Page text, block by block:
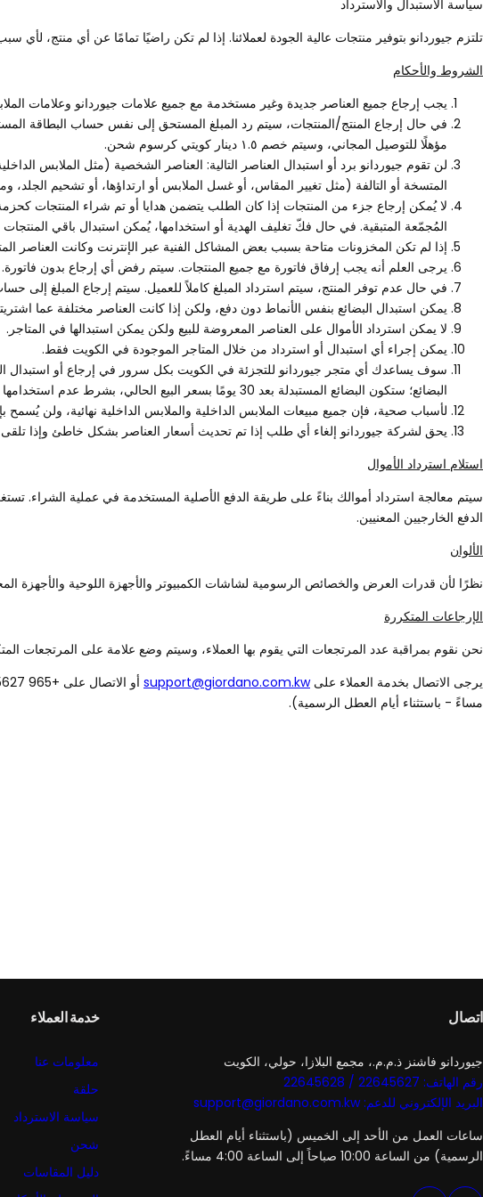
سياسة الاستبدال والاسترداد
تلتزم جيوردانو بتوفير منتجات عالية الجودة لعملائنا. إذا لم تكن راضيًا تمامًا عن أي منتج،
الشروط والأحكام
يجب إرجاع جميع العناصر جديدة وغير مستخدمة مع جميع علامات جيوردانو وعلامات
مؤهلًا للتوصيل المجاني، وسيتم خصم ١.٥ دينار كويتي كرسوم شحن.
لن تقوم جيوردانو برد أو استبدال العناصر التالية: العناصر الشخصية (مثل الملابس
المتسخة أو التالفة (مثل تغيير المقاس، أو غسل الملابس أو ارتداؤها، أو تشحيم الجلد،
لا يُمكن إرجاع جزء من المنتجات إذا كان الطلب يتضمن هدايا أو تم شراء المنتجات
المُجمّعة المتبقية. في حال فكّ تغليف الهدية أو استخدامها، يُمكن استبدال باقي
إذا لم تكن المخزونات متاحة بسبب بعض المشاكل الفنية عبر الإنترنت وكانت العناصر
يرجى العلم أنه يجب إرفاق فاتورة مع جميع المنتجات. سيتم رفض أي إرجاع بدون فاتورة.
في حال عدم توفر المنتج، سيتم استرداد المبلغ كاملاً للعميل. سيتم إرجاع المبلغ إلى حساب
يمكن استبدال البضائع بنفس الأنماط دون دفع، ولكن إذا كانت العناصر مختلفة عما
لا يمكن استرداد الأموال على العناصر المعروضة للبيع ولكن يمكن استبدالها في المتاجر.
يمكن إجراء أي استبدال أو استرداد من خلال المتاجر الموجودة في الكويت فقط.
البضائع؛ ستكون البضائع المستبدلة بعد 30 يومًا بسعر البيع الحالي، بشرط عدم استخدامها أو غسلها أو تغييرها.
لأسباب صحية، فإن جميع مبيعات الملابس الداخلية والملابس الداخلية نهائية، ولن يُسمح
يحق لشركة جيوردانو إلغاء أي طلب إذا تم تحديث أسعار العناصر بشكل خاطئ وإذا تلقى
استلام استرداد الأموال
الدفع الخارجيين المعنيين.
الألوان
نظرًا لأن قدرات العرض والخصائص الرسومية لشاشات الكمبيوتر والأجهزة اللوحية والأجهزة
الإرجاعات المتكررة
نحن نقوم بمراقبة عدد المرتجعات التي يقوم بها العملاء، وسيتم وضع علامة على المرتجعات
يرجى الاتصال بخدمة العملاء علىsupport@giordano.com.kw
مساءً - باستثناء أيام العطل الرسمية).
اتصال
جيوردانو فاشنز ذ.م.م.، مجمع البلازا، حولي، الكويت
رقم الهاتف: 22645627 / 22645628
البريد الإلكتروني للدعم: support@giordano.com.kw
ساعات العمل من الأحد إلى الخميس (باستثناء أيام العطل
الرسمية) من الساعة 10:00 صباحاً إلى الساعة 4:00 مساءً.
خدمة العملاء
معلومات عنا
حلقة
سياسة الاسترداد
شحن
دليل المقاسات